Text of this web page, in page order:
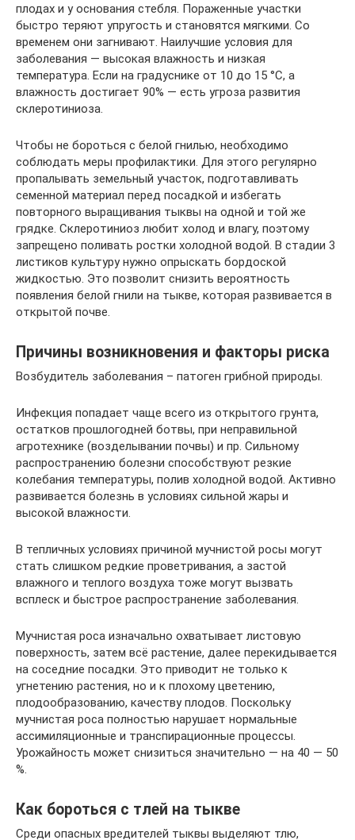
плодах и у основания стебля. Пораженные участки
быстро теряют упругость и становятся мягкими. Со
временем они загнивают. Наилучшие условия для
заболевания — высокая влажность и низкая
температура. Если на градуснике от 10 до 15 °C, а
влажность достигает 90% — есть угроза развития
склеротиниоза.
Чтобы не бороться с белой гнилью, необходимо
соблюдать меры профилактики. Для этого регулярно
пропалывать земельный участок, подготавливать
семенной материал перед посадкой и избегать
повторного выращивания тыквы на одной и той же
грядке. Склеротиниоз любит холод и влагу, поэтому
запрещено поливать ростки холодной водой. В стадии 3
листиков культуру нужно опрыскать бордоской
жидкостью. Это позволит снизить вероятность
появления белой гнили на тыкве, которая развивается в
открытой почве.
Причины возникновения и факторы риска
Возбудитель заболевания – патоген грибной природы.
Инфекция попадает чаще всего из открытого грунта,
остатков прошлогодней ботвы, при неправильной
агротехнике (возделывании почвы) и пр. Сильному
распространению болезни способствуют резкие
колебания температуры, полив холодной водой. Активно
развивается болезнь в условиях сильной жары и
высокой влажности.
В тепличных условиях причиной мучнистой росы могут
стать слишком редкие проветривания, а застой
влажного и теплого воздуха тоже могут вызвать
всплеск и быстрое распространение заболевания.
Мучнистая роса изначально охватывает листовую
поверхность, затем всё растение, далее перекидывается
на соседние посадки. Это приводит не только к
угнетению растения, но и к плохому цветению,
плодообразованию, качеству плодов. Поскольку
мучнистая роса полностью нарушает нормальные
ассимиляционные и транспирационные процессы.
Урожайность может снизиться значительно — на 40 — 50
%.
Как бороться с тлей на тыкве
Среди опасных вредителей тыквы выделяют тлю,